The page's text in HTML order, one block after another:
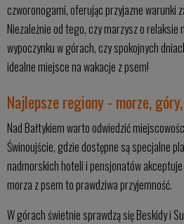
czworonogami, oferując przyjazne warunki
Niezależnie od tego, czy marzysz o relaksie
wypoczynku w górach, czy spokojnych
idealne miejsce na wakacje z psem!
Najlepsze regiony - morze,
Nad Bałtykiem warto odwiedzić
Świnoujście, gdzie dostępne są specjalne
nadmorskich hoteli i pensjonatów
morza z psem to prawdziwa przyjemność.
W górach świetnie sprawdzą się Beskidy i